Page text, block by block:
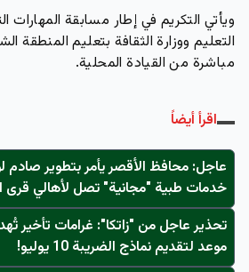
ويأتي التكريم في إطار مسابقة المهارات
التعليم ووزارة الثقافة بتعليم المنطقة
مباشرة من القيادة المحلية.
اقرأ أيضاً
عاجل: محافظ الأقصر يأمر بتطوير صادم
خدمات طبية "مجانية" تصل لأهالي قرى
تحذير عاجل من "زاتكا": غرامات تأخير
موعد لتقديم نماذج الضريبة 10 يوليو!